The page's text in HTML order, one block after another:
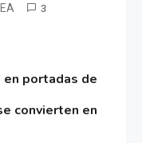
3
portadas de
convierten en